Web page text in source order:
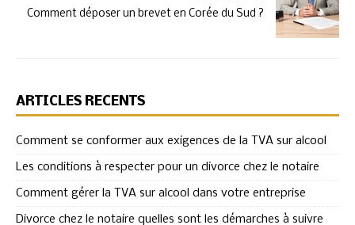
Comment déposer un brevet en Corée du Sud ?
ARTICLES RÉCENTS
Comment se conformer aux exigences de la TVA sur alcool
Les conditions à respecter pour un divorce chez le notaire
Comment gérer la TVA sur alcool dans votre entreprise
Divorce chez le notaire quelles sont les démarches à suivre